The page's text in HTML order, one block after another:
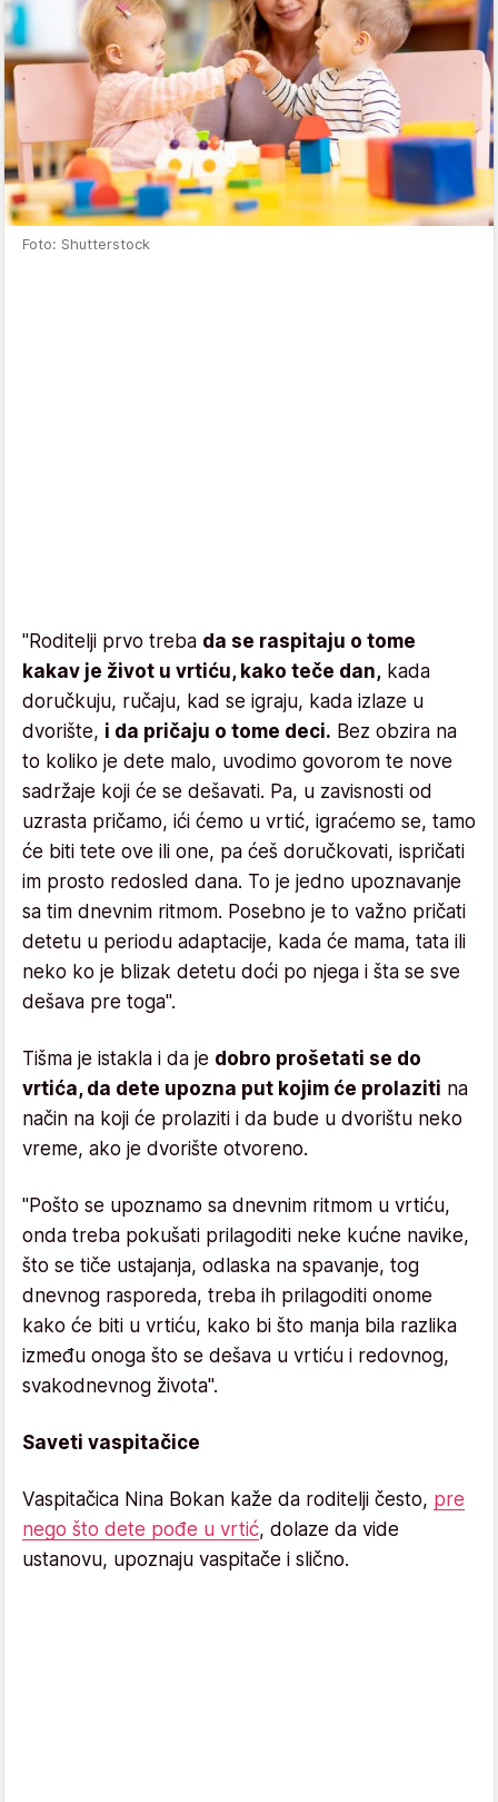
Foto: Shutterstock
"Roditelji prvo treba da se raspitaju o tome
kakav je život u vrtiću, kako teče dan, kada
doručkuju, ručaju, kad se igraju, kada izlaze u
dvorište, i da pričaju o tome deci. Bez obzira na
to koliko je dete malo, uvodimo govorom te nove
sadržaje koji će se dešavati. Pa, u zavisnosti od
uzrasta pričamo, ići ćemo u vrtić, igraćemo se, tamo
će biti tete ove ili one, pa ćeš doručkovati, ispričati
im prosto redosled dana. To je jedno upoznavanje
sa tim dnevnim ritmom. Posebno je to važno pričati
detetu u periodu adaptacije, kada će mama, tata ili
neko ko je blizak detetu doći po njega i šta se sve
dešava pre toga".
Tišma je istakla i da je dobro prošetati se do
vrtića, da dete upozna put kojim će prolaziti na
način na koji će prolaziti i da bude u dvorištu neko
vreme, ako je dvorište otvoreno.
"Pošto se upoznamo sa dnevnim ritmom u vrtiću,
onda treba pokušati prilagoditi neke kućne navike,
što se tiče ustajanja, odlaska na spavanje, tog
dnevnog rasporeda, treba ih prilagoditi onome
kako će biti u vrtiću, kako bi što manja bila razlika
između onoga što se dešava u vrtiću i redovnog,
svakodnevnog života".
Saveti vaspitačice
Vaspitačica Nina Bokan kaže da roditelji često, pre
nego što dete pođe u vrtić, dolaze da vide
ustanovu, upoznaju vaspitače i slično.